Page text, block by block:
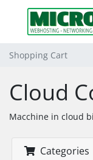
Shopping Cart
Cloud
Macchine in cloud
Categories